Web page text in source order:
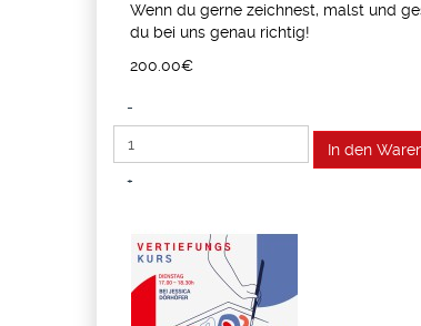
Wenn du gerne zeichnest, malst und
du bei uns genau richtig!
200.00‎€
-
+